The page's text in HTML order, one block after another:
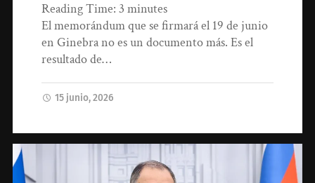
Reading Time:3 minutes
El memorándum que se firmará el 19 de junio
en Ginebra no es un documento más. Es el
resultado de…
15 junio, 2026